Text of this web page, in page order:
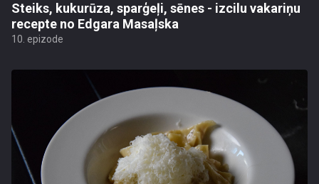
Steiks, kukurūza, sparģeļi, sēnes - izcilu vakariņu
recepte no Edgara Masaļska
10. epizode